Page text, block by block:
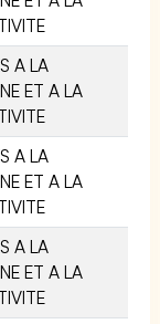
A LA
ET A LA
A LA
ET A LA
A LA
ET A LA